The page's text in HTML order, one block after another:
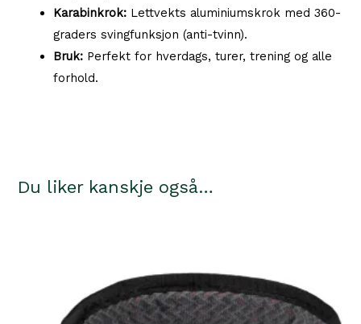
Karabinkrok: Lettvekts aluminiumskrok med 360-
graders svingfunksjon (anti-tvinn).
Bruk: Perfekt for hverdags, turer, trening og alle
forhold.
Du liker kanskje også…